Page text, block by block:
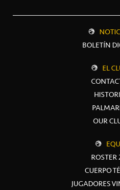
BOLETÍN
EL
OUR
CUERPO
JUGADORES